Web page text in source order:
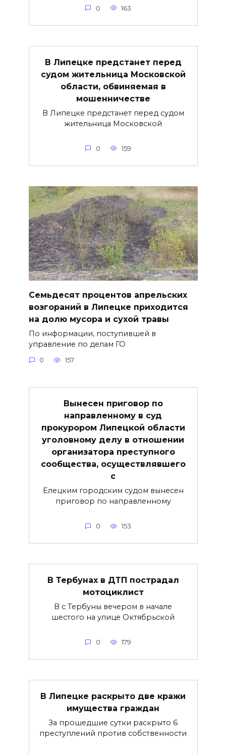
0 163
В Липецке предстанет перед
судом жительница Московской
области, обвиняемая в
мошенничестве
В Липецке предстанет перед судом
жительница Московской
0 159
Семьдесят процентов апрельских
возгораний в Липецке приходится
на долю мусора и сухой травы
По информации, поступившей в
управление по делам ГО
0 157
Вынесен приговор по
направленному в суд
прокурором Липецкой области
уголовному делу в отношении
организатора преступного
сообщества, осуществлявшего
с
Елецким городским судом вынесен
приговор по направленному
0 153
В Тербунах в ДТП пострадал
мотоциклист
В с Тербуны вечером в начале
шестого на улице Октябрьской
0 179
В Липецке раскрыто две кражи
имущества граждан
За прошедшие сутки раскрыто 6
преступлений против собственности